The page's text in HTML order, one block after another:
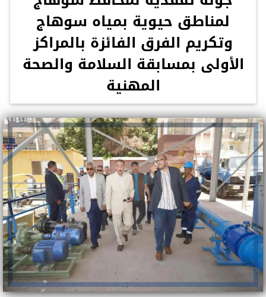
لمناطق حيوية بمياه سوهاج
وتكريم الفرق الفائزة بالمراكز
الأولى بمسابقة السلامة والصحة
المهنية